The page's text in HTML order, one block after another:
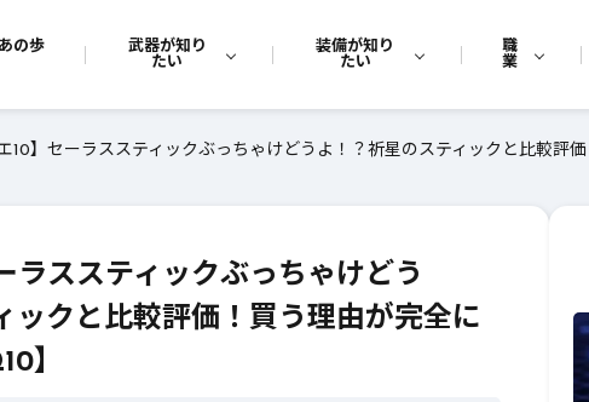
の歩
武器が知り
たい
装備が知り
たい
職
業
10】セーラススティックぶっちゃけどうよ！？祈星のスティックと比較評
ラススティックぶっちゃけどう
ックと比較評価！買う理由が完全に
】